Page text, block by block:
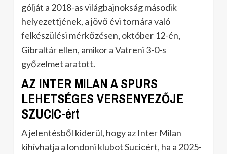
gólját a 2018-as világbajnokság második
helyezettjének, a jövő évi tornára való
felkészülési mérkőzésen, október 12-én,
Gibraltár ellen, amikor a Vatreni 3-0-s
győzelmet aratott.
AZ INTER MILAN A SPURS
LEHETSÉGES VERSENYEZŐJE
SZUCIC-ért
A jelentésből kiderül, hogy az Inter Milan
kihívhatja a londoni klubot Sucicért, ha a 2025-